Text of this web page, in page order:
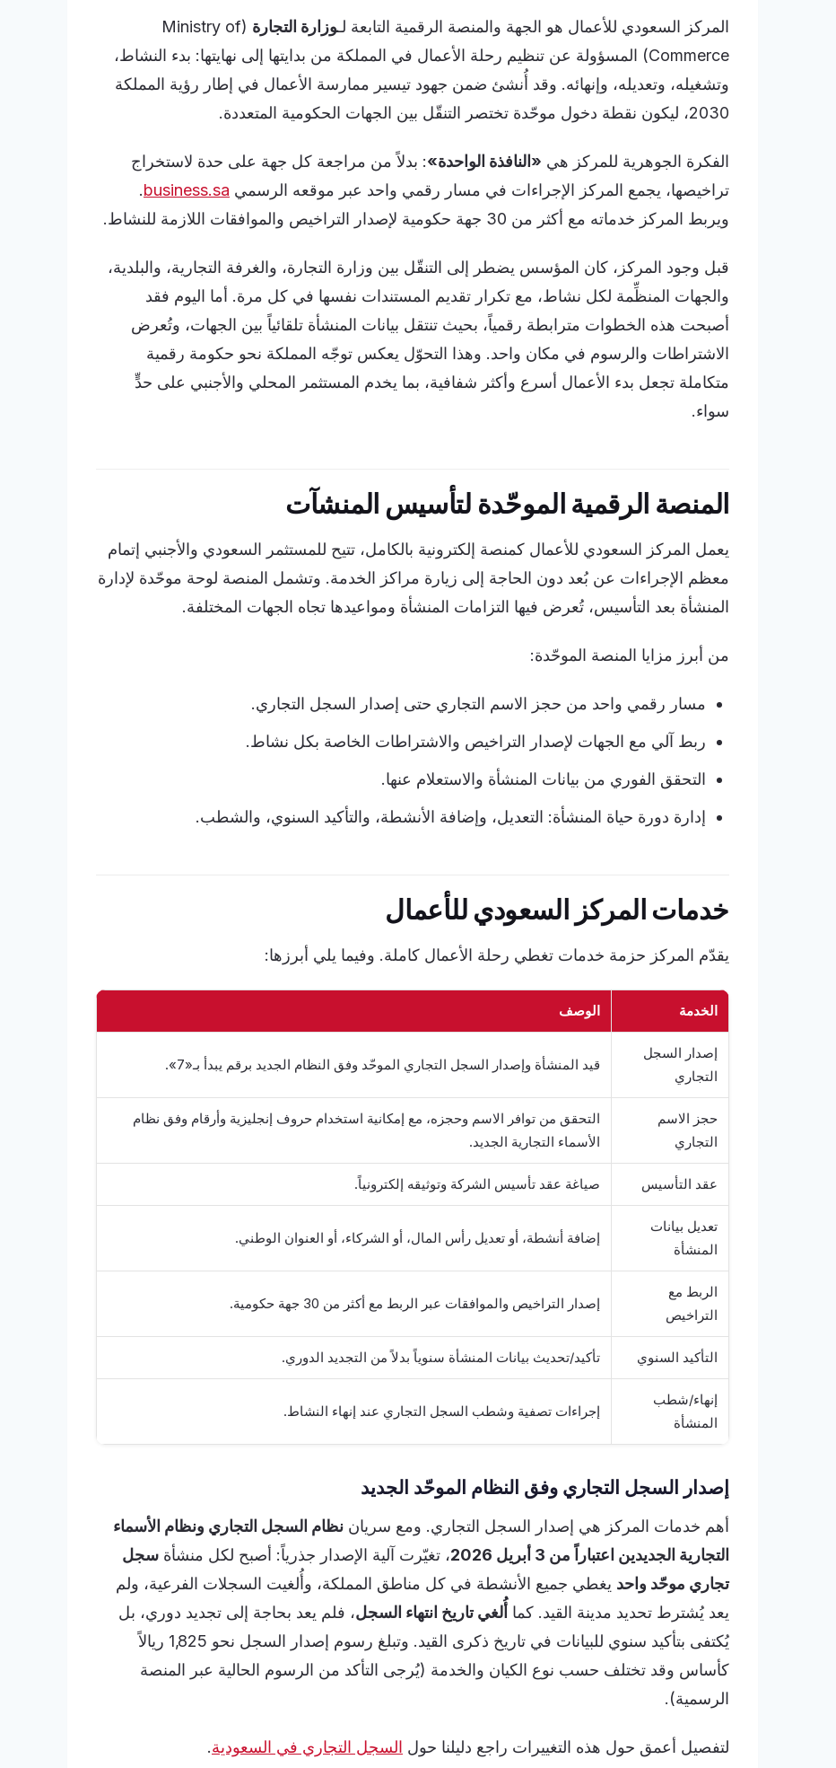
المركز السعودي للأعمال هو الجهة والمنصة الرقمية التابعة لـوزارة التجارة
(Ministry of
Commerce) المسؤولة عن تنظيم رحلة الأعمال في المملكة من بدايتها إلى نهايتها: بدء النشاط،
وتشغيله، وتعديله، وإنهائه. وقد أُنشئ ضمن جهود تيسير ممارسة الأعمال في إطار رؤية المملكة
2030، ليكون نقطة دخول موحّدة تختصر التنقّل بين الجهات الحكومية المتعددة.
الفكرة الجوهرية للمركز هي «النافذة الواحدة»: بدلاً من مراجعة كل جهة على حدة لاستخراج
تراخيصها، يجمع المركز الإجراءات في مسار رقمي واحد عبر موقعه الرسمي business.sa
.
ويربط المركز خدماته مع أكثر من 30 جهة حكومية لإصدار التراخيص والموافقات اللازمة للنشاط.
قبل وجود المركز، كان المؤسس يضطر إلى التنقّل بين وزارة التجارة، والغرفة التجارية، والبلدية،
والجهات المنظِّمة لكل نشاط، مع تكرار تقديم المستندات نفسها في كل مرة. أما اليوم فقد
أصبحت هذه الخطوات مترابطة رقمياً، بحيث تنتقل بيانات المنشأة تلقائياً بين الجهات، وتُعرض
الاشتراطات والرسوم في مكان واحد. وهذا التحوّل يعكس توجّه المملكة نحو حكومة رقمية
متكاملة تجعل بدء الأعمال أسرع وأكثر شفافية، بما يخدم المستثمر المحلي والأجنبي على حدٍّ
سواء.
المنصة الرقمية الموحّدة لتأسيس المنشآت
يعمل المركز السعودي للأعمال كمنصة إلكترونية بالكامل، تتيح للمستثمر السعودي والأجنبي إتمام
معظم الإجراءات عن بُعد دون الحاجة إلى زيارة مراكز الخدمة. وتشمل المنصة لوحة موحّدة لإدارة
المنشأة بعد التأسيس، تُعرض فيها التزامات المنشأة ومواعيدها تجاه الجهات المختلفة.
من أبرز مزايا المنصة الموحّدة:
مسار رقمي واحد من حجز الاسم التجاري حتى إصدار السجل التجاري.
ربط آلي مع الجهات لإصدار التراخيص والاشتراطات الخاصة بكل نشاط.
التحقق الفوري من بيانات المنشأة والاستعلام عنها.
إدارة دورة حياة المنشأة: التعديل، وإضافة الأنشطة، والتأكيد السنوي، والشطب.
خدمات المركز السعودي للأعمال
يقدّم المركز حزمة خدمات تغطي رحلة الأعمال كاملة. وفيما يلي أبرزها:
الخدمة الوصف
إصدار السجل
التجاري
قيد المنشأة وإصدار السجل التجاري الموحّد وفق النظام الجديد برقم يبدأ بـ«7».
حجز الاسم
التجاري
التحقق من توافر الاسم وحجزه، مع إمكانية استخدام حروف إنجليزية وأرقام وفق نظام
الأسماء التجارية الجديد.
عقد التأسيس صياغة عقد تأسيس الشركة وتوثيقه إلكترونياً.
تعديل بيانات
المنشأة
إضافة أنشطة، أو تعديل رأس المال، أو الشركاء، أو العنوان الوطني.
الربط مع
التراخيص
إصدار التراخيص والموافقات عبر الربط مع أكثر من 30 جهة حكومية.
التأكيد السنوي تأكيد/تحديث بيانات المنشأة سنوياً بدلاً من التجديد الدوري.
إنهاء/شطب
المنشأة
إجراءات تصفية وشطب السجل التجاري عند إنهاء النشاط.
إصدار السجل التجاري وفق النظام الموحّد الجديد
أهم خدمات المركز هي إصدار السجل التجاري. ومع سريان نظام السجل التجاري ونظام الأسماء
التجارية الجديدين اعتباراً من 3 أبريل 2026
، تغيّرت آلية الإصدار جذرياً: أصبح لكل منشأة سجل
تجاري موحّد واحد يغطي جميع الأنشطة في كل مناطق المملكة، وأُلغيت السجلات الفرعية، ولم
يعد يُشترط تحديد مدينة القيد. كما أُلغي تاريخ انتهاء السجل، فلم يعد بحاجة إلى تجديد دوري، بل
يُكتفى بتأكيد سنوي للبيانات في تاريخ ذكرى القيد. وتبلغ رسوم إصدار السجل نحو 1,825 ريالاً
كأساس وقد تختلف حسب نوع الكيان والخدمة (يُرجى التأكد من الرسوم الحالية عبر المنصة
الرسمية).
لتفصيل أعمق حول هذه التغييرات راجع دليلنا حول السجل التجاري في السعودية.